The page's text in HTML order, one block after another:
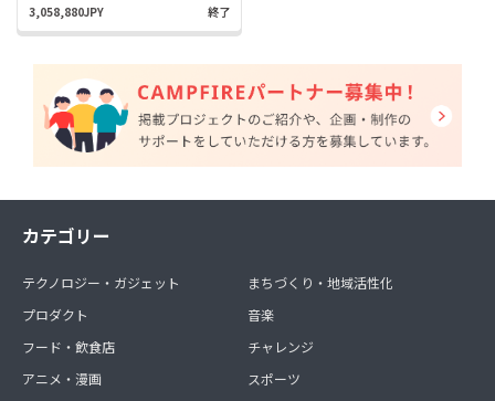
3,058,880JPY 終了
カテゴリー
テクノロジー・ガジェット
プロダクト
フード・飲食店
アニメ・漫画
まちづくり・地域活性化
音楽
チャレンジ
スポーツ